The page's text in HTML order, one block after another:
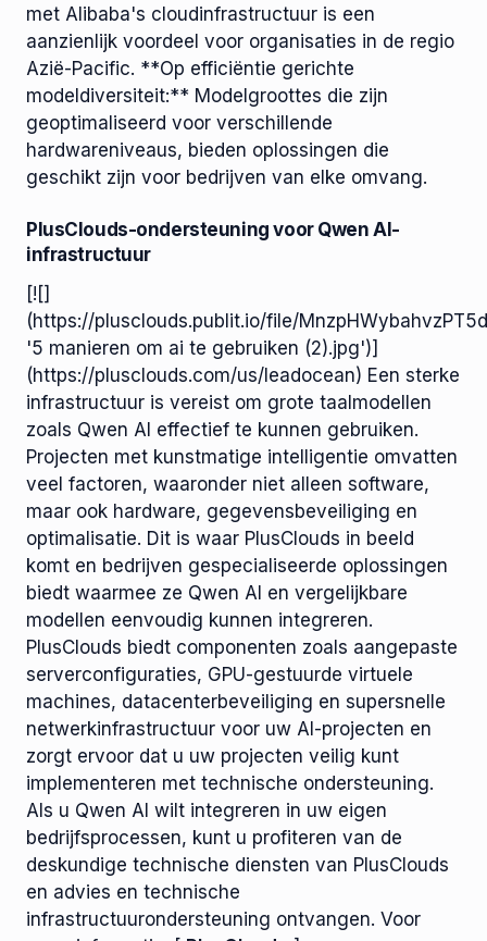
met Alibaba's cloudinfrastructuur is een
aanzienlijk voordeel voor organisaties in de regio
Azië-Pacific. **Op efficiëntie gerichte
modeldiversiteit:** Modelgroottes die zijn
geoptimaliseerd voor verschillende
hardwareniveaus, bieden oplossingen die
geschikt zijn voor bedrijven van elke omvang.
PlusClouds-ondersteuning voor Qwen AI-
infrastructuur
[![]
(https://plusclouds.publit.io/file/
'5 manieren om ai te gebruiken (2).jpg')]
(https://plusclouds.com/us/leadocean) Een sterke
infrastructuur is vereist om grote taalmodellen
zoals Qwen AI effectief te kunnen gebruiken.
Projecten met kunstmatige intelligentie omvatten
veel factoren, waaronder niet alleen software,
maar ook hardware, gegevensbeveiliging en
optimalisatie. Dit is waar PlusClouds in beeld
komt en bedrijven gespecialiseerde oplossingen
biedt waarmee ze Qwen AI en vergelijkbare
modellen eenvoudig kunnen integreren.
PlusClouds biedt componenten zoals aangepaste
serverconfiguraties, GPU-gestuurde virtuele
machines, datacenterbeveiliging en supersnelle
netwerkinfrastructuur voor uw AI-projecten en
zorgt ervoor dat u uw projecten veilig kunt
implementeren met technische ondersteuning.
Als u Qwen AI wilt integreren in uw eigen
bedrijfsprocessen, kunt u profiteren van de
deskundige technische diensten van PlusClouds
en advies en technische
infrastructuurondersteuning ontvangen. Voor